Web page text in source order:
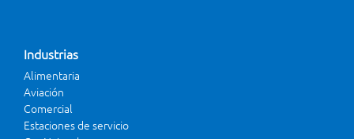
Industrias
Alimentaria
Aviación
Comercial
Estaciones de servicio